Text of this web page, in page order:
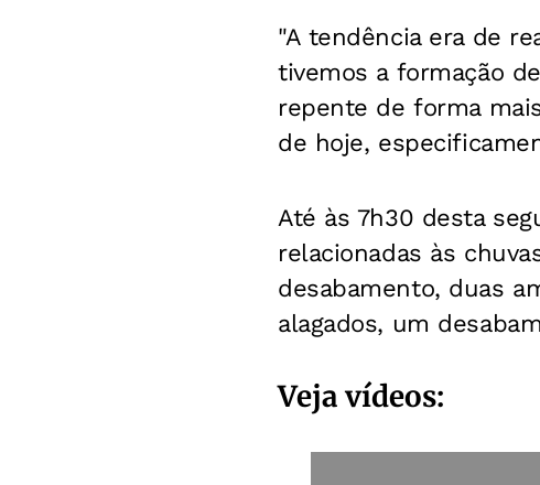
"A tendência era de
tivemos a formação
repente de forma
de hoje,
Até às 7h30 desta
relacionadas às
desabamento, duas
alagados, um
Veja vídeos: